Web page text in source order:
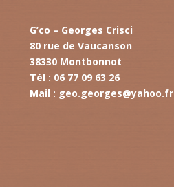
G’co – Georges Crisci
80 rue de Vaucanson
38330 Montbonnot
Tél : 06 77 09 63 26
Mail : geo.georges@yahoo.fr